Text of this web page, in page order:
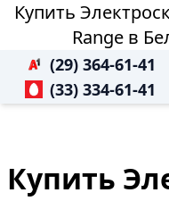
Купить
Range в
(29) 364-61-41
(33) 334-61-41
Купить